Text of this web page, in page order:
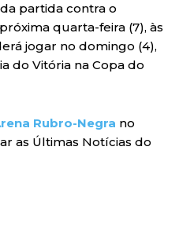
partida contra o
quarta-feira (7), às
jogar no domingo (4),
do Vitória na Copa do
Rubro-Negra no
as Últimas Notícias do